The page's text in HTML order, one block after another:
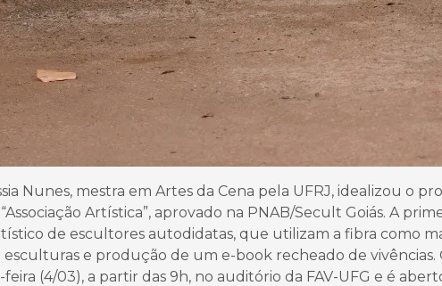
Nunes, mestra em Artes da Cena pela UFRJ, idealizou o
Artística”, aprovado na PNAB/Secult Goiás. A
de escultores autodidatas, que utilizam a fibra como
e produção de um e-book recheado de vivências.
(4/03), a partir das 9h, no auditório da FAV-UFG e é